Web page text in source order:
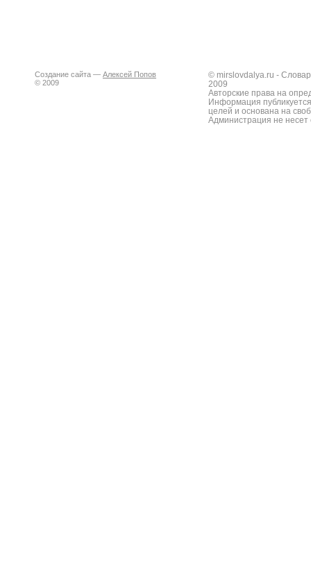
Создание сайта — Алексей Попов
© 2009
© mirslovdalya.ru -
2009
Авторские права на
Информация
целей и основана на
Администрация не несет